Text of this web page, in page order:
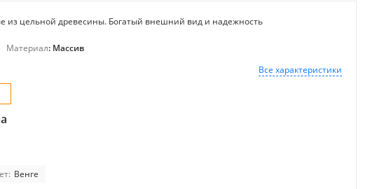
из цельной древесины. Богатый внешний вид и надежность
Материал: Массив
Все характеристики
Венге